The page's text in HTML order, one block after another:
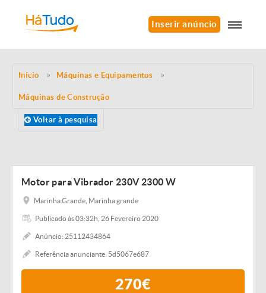
Inserir anúncio
Início Máquinas e Equipamentos
Máquinas de Construção
Voltar à pesquisa
Motor para Vibrador 230V 2300 W
Marinha Grande, Marinha grande
Publicado às 03:32h, 26 Fevereiro 2020
Anúncio: 25112434864
Referência anunciante: 5d5067e687
270€